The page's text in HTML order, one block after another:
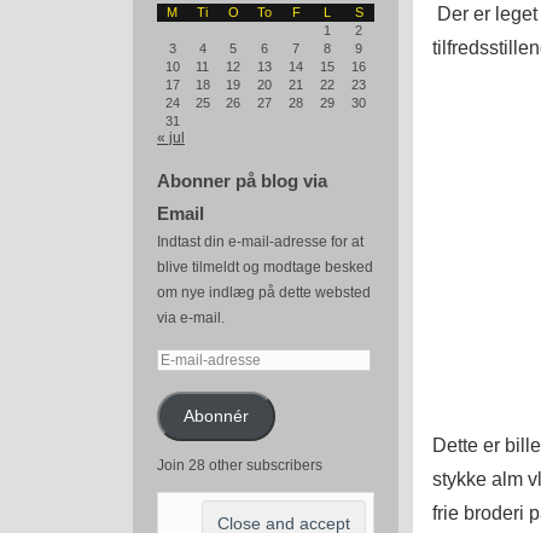
M
Ti O To F L
S
1
2
3
4 5 6 7 8
9
10
11 12 13 14 15
16
17
18 19 20 21 22
23
24
25 26 27 28 29
30
31
« jul
Abonner på blog via
Email
Indtast din e-mail-adresse for at
blive tilmeldt og modtage besked
om nye indlæg på dette websted
via e-mail.
E-
adresseAbonnér
Join 28 other subscribers
Der er
Dette er
stykke alm
frie broderi